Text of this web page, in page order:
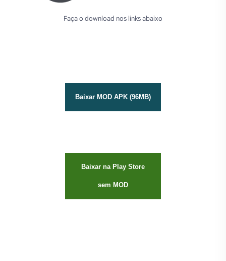
Faça o download nos links abaixo
Baixar MOD APK (96MB)
Baixar na Play Store
sem MOD